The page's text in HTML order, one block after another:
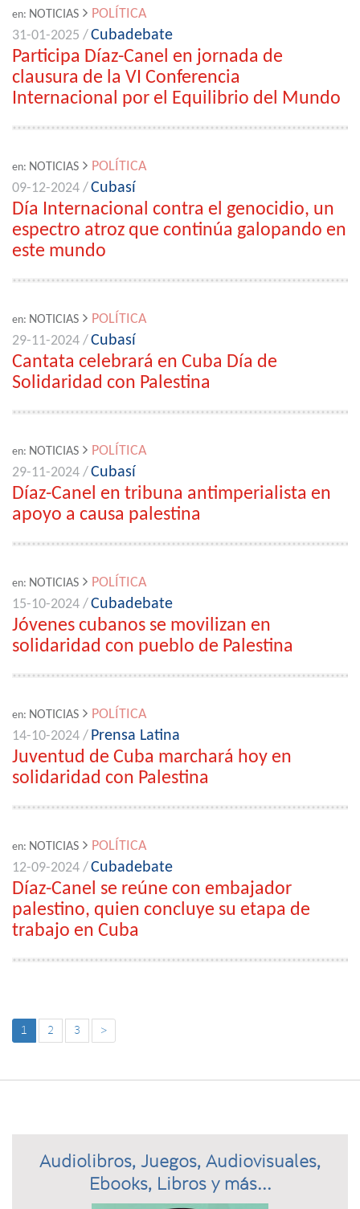
en: NOTICIAS
POLÍTICA
31-01-2025 /Cubadebate
Participa Díaz-Canel en jornada de
clausura de la VI Conferencia
Internacional por el Equilibrio del Mundo
en: NOTICIAS
POLÍTICA
09-12-2024 /Cubasí
Día Internacional contra el genocidio, un
espectro atroz que continúa galopando en
este mundo
en: NOTICIAS
POLÍTICA
29-11-2024 /Cubasí
Cantata celebrará en Cuba Día de
Solidaridad con Palestina
en: NOTICIAS
POLÍTICA
29-11-2024 /Cubasí
Díaz-Canel en tribuna antimperialista en
apoyo a causa palestina
en: NOTICIAS
POLÍTICA
15-10-2024 /Cubadebate
Jóvenes cubanos se movilizan en
solidaridad con pueblo de Palestina
en: NOTICIAS
POLÍTICA
14-10-2024 / Prensa Latina
Juventud de Cuba marchará hoy en
solidaridad con Palestina
en: NOTICIAS
POLÍTICA
12-09-2024 /Cubadebate
Díaz-Canel se reúne con embajador
palestino, quien concluye su etapa de
trabajo en Cuba
1 2 3 >
Audiolibros, Juegos, Audiovisuales,
Ebooks, Libros y más...